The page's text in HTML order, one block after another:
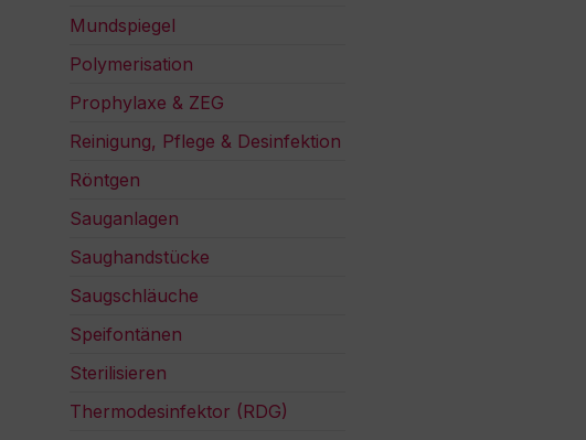
Mundspiegel
Polymerisation
Prophylaxe & ZEG
Reinigung, Pflege & Desinfektion
Röntgen
Sauganlagen
Saughandstücke
Saugschläuche
Speifontänen
Sterilisieren
Thermodesinfektor (RDG)